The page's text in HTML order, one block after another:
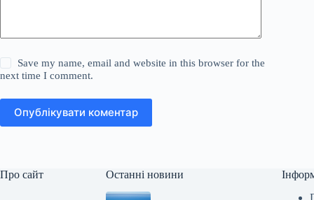
Save my name, email and website in this browser for the
next time I comment.
Опублікувати коментар
Про сайт Останні новини